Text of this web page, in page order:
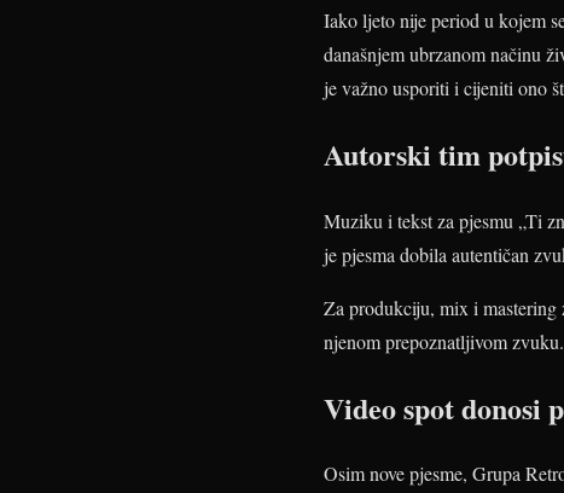
Iako ljeto nije period u kojem
današnjem ubrzanom načinu
je važno usporiti i cijeniti ono
Autorski tim
Muziku i tekst za pjesmu „Ti
je pjesma dobila autentičan
Za produkciju, mix i mastering
njenom prepoznatljivom zvuku.
Video spot donosi
Osim nove pjesme, Grupa